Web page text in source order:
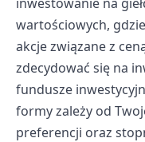
wartościowych,
akcje związane z
zdecydować się na
fundusze
formy zależy od
preferencji oraz